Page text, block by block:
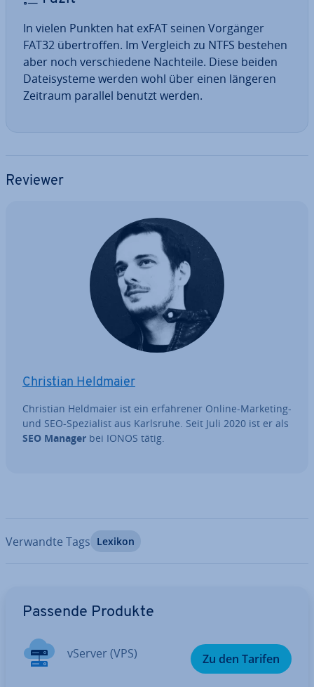
In vielen Punkten hat exFAT seinen Vorgänger
FAT32 über­trof­fen. Im Vergleich zu NTFS bestehen
aber noch ver­schie­de­ne Nachteile. Diese beiden
Da­tei­sys­te­me werden wohl über einen längeren
Zeitraum parallel benutzt werden.
Reviewer
Christian Heldmaier
Christian Heldmaier ist ein er­fah­re­ner Online-Marketing-
und SEO-Spe­zia­list aus Karlsruhe. Seit Juli 2020 ist er als
SEO Manager bei IONOS tätig.
Verwandte Tags Lexikon
Passende Produkte
vServer (VPS) Zu den Tarifen